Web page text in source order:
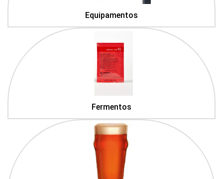
Equipamentos
Fermentos